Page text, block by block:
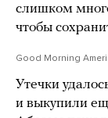
слишком
чтобы
Good Morning
Утечки
и выкупили